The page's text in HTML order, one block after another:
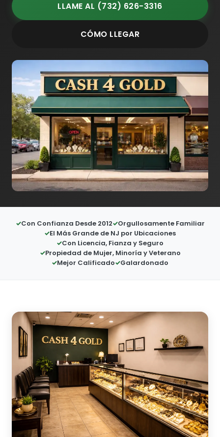
LLAME AL (732) 626-3316
CÓMO LLEGAR
Con Confianza Desde 2012
Orgullosamente Familiar
El Más Grande de NJ por Ubicaciones
Con Licencia, Fianza y Seguro
Propiedad de Mujer, Minoría y Veterano
Mejor Calificado
Galardonado